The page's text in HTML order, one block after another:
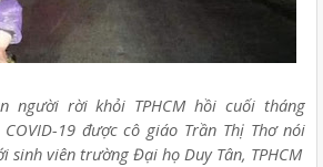
người rời khỏi TPHCM hồi cuối tháng
19 được cô giáo Trần Thị Thơ nói
sinh viên trường Đại họ Duy Tân, TPHCM